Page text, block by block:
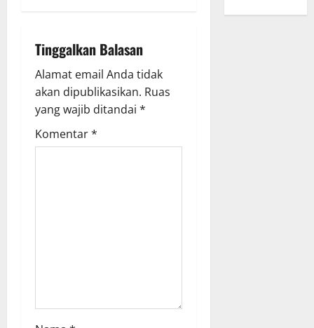
v
i
g
a
Tinggalkan Balasan
Alamat email Anda tidak
akan dipublikasikan. Ruas
yang wajib ditandai *
Komentar*